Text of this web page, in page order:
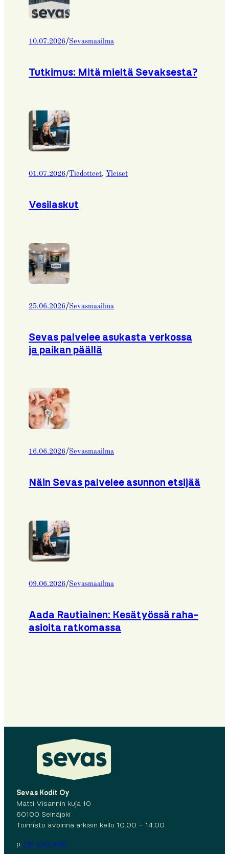
10.07.2026/Sevasmaailma
Tutkimus: Mitä mieltä Sevaksesta?
01.07.2026/Tiedotteet, Yleiset
Vesilaskut
25.06.2026/Sevasmaailma
Sevas palvelee asukasta verkossa
ja paikan päällä
16.06.2026/Sevasmaailma
Näin Sevas palvelee asunnon etsijää
09.06.2026/Sevasmaailma
Aada Rautiainen: Kesätyössä raha-
asioita ratkomassa
Sevas Kodit Oy
Matti Visannin kuja 10
60100 Seinäjoki
Toimisto avoinna arkisin kello 10.00 – 14.00
p. 06 420 3311